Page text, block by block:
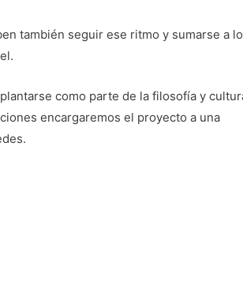
también seguir ese ritmo y sumarse a
como parte de la filosofía y
encargaremos el proyecto a una